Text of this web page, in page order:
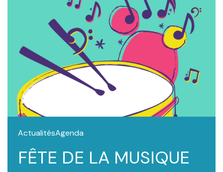
ActualitésAgenda
FÊTE DE LA MUSIQUE